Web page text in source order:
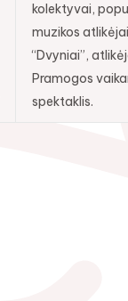
kolektyvai,
muzikos
“Dvyniai”,
Pramogos
spektaklis.